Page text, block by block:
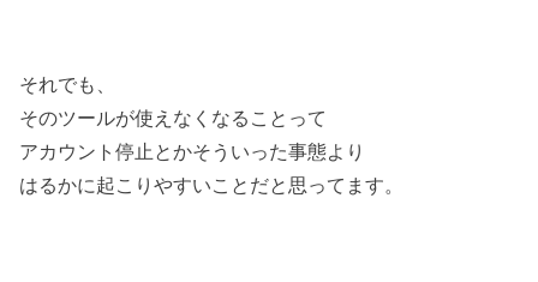
それでも、
そのツールが使えなくなることって
アカウント停止とかそういった事態より
はるかに起こりやすいことだと思ってます。